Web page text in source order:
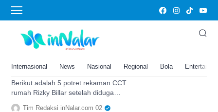
Internasional News Nasional Regional Bola
Potret Rekaman CCTV Rumah Rizky Billar
Terbongkar, Ini Potret Rekaman
CCTV Rumah Rizky Billar
Korban KDRT
Berikut adalah 5 potret rekaman CCT
rumah Rizky Billar setelah diduga
melakukan KDRT terhadap Lesti Kejora..
Tim Redaksi inNalar.com 02